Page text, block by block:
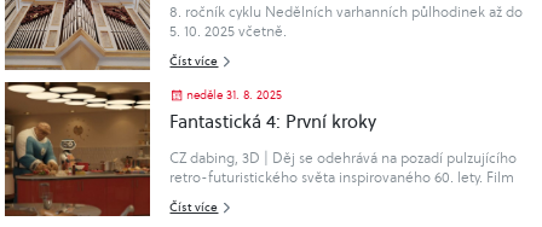
8. ročník cyklu Nedělních varhanních půlhodinek až do
5. 10. 2025 včetně.
Zvláštní řada NĚMECKÝCH INTERPRETŮ za finanční
podpory Česko-německého fondu budoucnosti.
Dále finančně podporují Město Příbram a Ministerstvo
Kultury ČR.
Délka koncertu cca 30 min. Vstup je možný pouze před
začátkem koncertu. Během koncertu není možná
prohlídka baziliky. Prosíme vypněte si mobilní telefony.
Číst více
neděle 31. 8. 2025
Fantastická 4: První kroky
CZ dabing, 3D | Děj se odehrává na pozadí pulzujícího
retro-futuristického světa inspirovaného 60. lety. Film
sleduje Reeda Richardse (Pedro Pascal), Sue Storm
(Vanessa Kirby), Johnnyh..
Číst více